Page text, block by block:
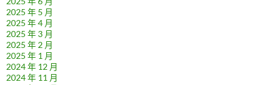
2025 年 5 月
2025 年 4 月
2025 年 3 月
2025 年 2 月
2025 年 1 月
2024 年 12 月
2024 年 11 月